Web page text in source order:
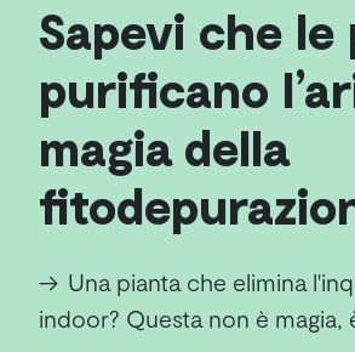
Sapevi che le
purificano
magia della
→ Una pianta che elimina
indoor? Questa non è magia,